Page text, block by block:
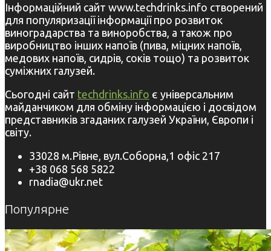
Інформаційний сайт www.techdrinks.info створений
для популяризації інформації про розвиток
виноградарства та виноробства, а також про
виробництво інших напоїв (пива, міцних напоїв,
медових напоїв, сидрів, соків тощо) та розвиток
суміжних галузей.
Сьогодні сайт techdrinks.info є універсальним
майданчиком для обміну інформацією і досвідом
представників згаданих галузей України, Європи і
світу.
33028 м.Рівне, вул.Соборна,1 офіс 217
+38 068 568 5822
rnadia@ukr.net
Популярне